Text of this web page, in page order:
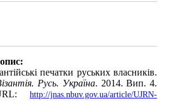
печатки руських власників.
Русь. Україна. 2014. Вип. 4.
http://jnas.nbuv.gov.ua/article/UJRN-